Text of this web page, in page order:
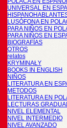
UNIVERSAL EN
LUSÓFONA EN
PARA NIÑOS EN
PARA NIÑOS EN
BIOGRAFÍAS
OTROS
relatos
KRYMINAŁY
BOOKS IN ENGLISH
NIÑOS
LITERATURA EN
METODOS
LITERATURA EN
LECTURAS
NIVEL ELEMENTAL
NIVEL INTERMEDIO
NIVEL AVANZADO